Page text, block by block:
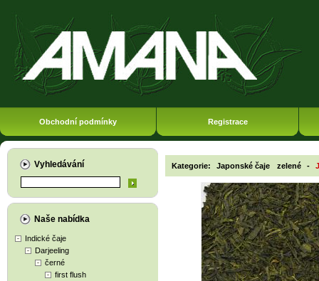
Obchodní podmínky Registrace
Vyhledávání
Naše nabídka
Indické čaje
Darjeeling
černé
first flush
Kategorie: Japonské čaje zelené -